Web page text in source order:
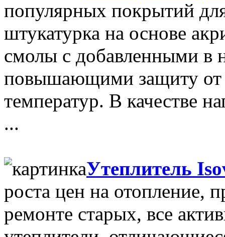
популярных покрытий
штукатурка на основе
смолы с добавленными в
повышающими защиту от
температур. В качестве
...
Утеплитель
роста цен на отопление,
ремонте старых, все